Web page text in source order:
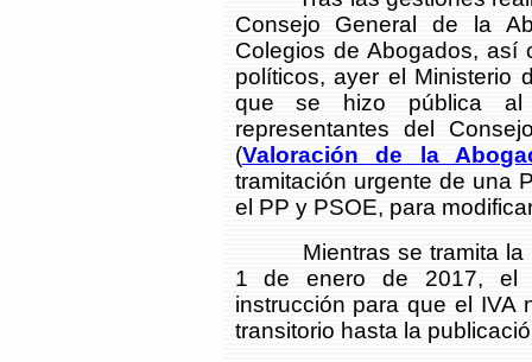
Consejo General de la
Colegios de Abogados, así
políticos, ayer el Ministerio
que se hizo pública al
representantes del
(Valoración de la
tramitación urgente de una
el PP y PSOE, para
Mientras se tramita la
1 de enero de 2017, el
instrucción para que el IVA
transitorio hasta la